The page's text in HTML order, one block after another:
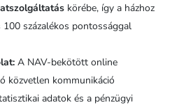
körébe, így a házhoz
százalékos pontossággal
A NAV-bekötött online
közvetlen kommunikáció
adatok és a pénzügyi